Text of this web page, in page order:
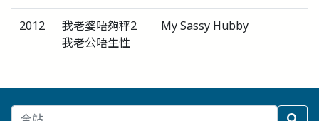
2012
我老婆唔夠秤2
我老公唔生性
My Sassy Hubby